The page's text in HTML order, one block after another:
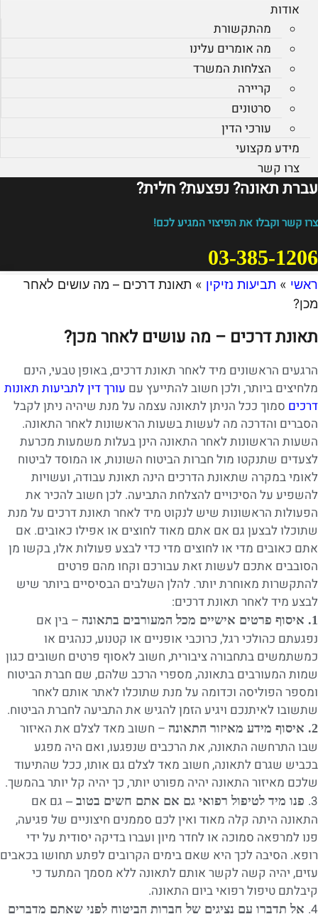
אודות
מהתקשורת
מה אומרים עלינו
הצלחות המשרד
קריירה
סרטונים
עורכי הדין
מידע מקצועי
צרו קשר
עברת תאונה? נפצעת? חלית?​
צרו קשר וקבלו את הפיצוי המגיע לכם!
03-385-1206
ראשי » תביעות נזיקין » תאונת דרכים – מה עושים לאחר
מכן?
תאונת דרכים – מה עושים לאחר מכן?
הרגעים הראשונים מיד לאחר תאונת דרכים, באופן טבעי, הינם
מלחיצים ביותר, ולכן חשוב להתייעץ עם עורך דין לתביעות תאונות
דרכים סמוך ככל הניתן לתאונה עצמה על מנת שיהיה ניתן לקבל
הסברים והדרכה מה לעשות בשעות הראשונות לאחר התאונה.
השעות הראשונות לאחר התאונה הינן בעלות משמעות מכרעת
לצעדים שתנקטו מול חברות הביטוח השונות, או המוסד לביטוח
לאומי במקרה שתאונת הדרכים הינה תאונת עבודה, ועשויות
להשפיע על הסיכויים להצלחת התביעה. לכן חשוב להכיר את
הפעולות הראשונות שיש לנקוט מיד לאחר תאונת דרכים על מנת
שתוכלו לבצען גם אם אתם מאוד לחוצים או אפילו כאובים. אם
אתם כאובים מדי או לחוצים מדי כדי לבצע פעולות אלו, בקשו מן
הסובבים אתכם לעשות זאת עבורכם וקחו מהם פרטים
להתקשרות מאוחרת יותר. להלן השלבים הבסיסיים ביותר שיש
לבצע מיד לאחר תאונת דרכים:
1. איסוף פרטים אישיים מכל המעורבים בתאונה
– בין אם
נפגעתם כהולכי רגל, כרוכבי אופניים או קטנוע, כנהגים או
כמשתמשים בתחבורה ציבורית, חשוב לאסוף פרטים חשובים כגון
שמות המעורבים בתאונה, מספרי הרכב שלהם, שם חברת הביטוח
ומספר הפוליסה וכדומה על מנת שתוכלו לאתר אותם לאחר
שתשובו לאיתנכם ויגיע הזמן להגיש את התביעה לחברת הביטוח.
2. איסוף מידע מאיזור התאונה
– חשוב מאד לצלם את האיזור
שבו התרחשה התאונה, את הרכבים שנפגעו, ואם היה מפגע
בכביש שגרם לתאונה, חשוב מאד לצלם גם אותו, ככל שהתיעוד
שלכם מאיזור התאונה יהיה מפורט יותר, כך יהיה קל יותר בהמשך.
3. פנו מיד לטיפול רפואי גם אם אתם חשים בטוב – גם אם
התאונה היתה קלה מאוד ואין לכם סממנים חיצוניים של פגיעה,
פנו למרפאה סמוכה או לחדר מיון ועברו בדיקה יסודית על ידי
רופא. הסיבה לכך היא שאם בימים הקרובים לפתע תחושו בכאבים
עזים, יהיה קשה לקשר אותם לתאונה ללא מסמך המתעד כי
קיבלתם טיפול רפואי ביום התאונה.
4. אל תדברו עם נציגים של חברות הביטוח לפני שאתם מדברים